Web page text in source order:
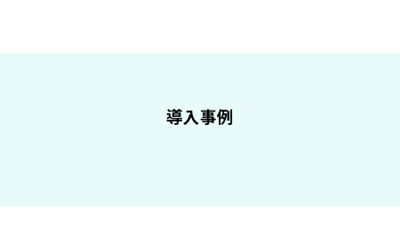
導入事例